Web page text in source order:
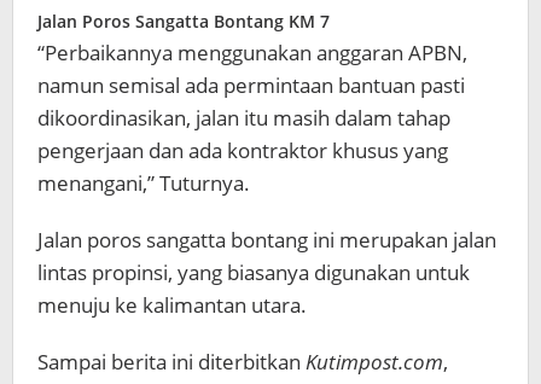
Jalan Poros Sangatta Bontang KM 7
“Perbaikannya menggunakan anggaran APBN,
namun semisal ada permintaan bantuan pasti
dikoordinasikan, jalan itu masih dalam tahap
pengerjaan dan ada kontraktor khusus yang
menangani,” Tuturnya.
Jalan poros sangatta bontang ini merupakan jalan
lintas propinsi, yang biasanya digunakan untuk
menuju ke kalimantan utara.
Sampai berita ini diterbitkan Kutimpost.com,